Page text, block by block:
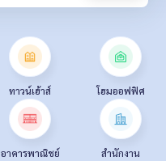
ทาวน์เฮ้าส์ โฮมออฟฟิศ
อาคารพาณิชย์ สำนักงาน